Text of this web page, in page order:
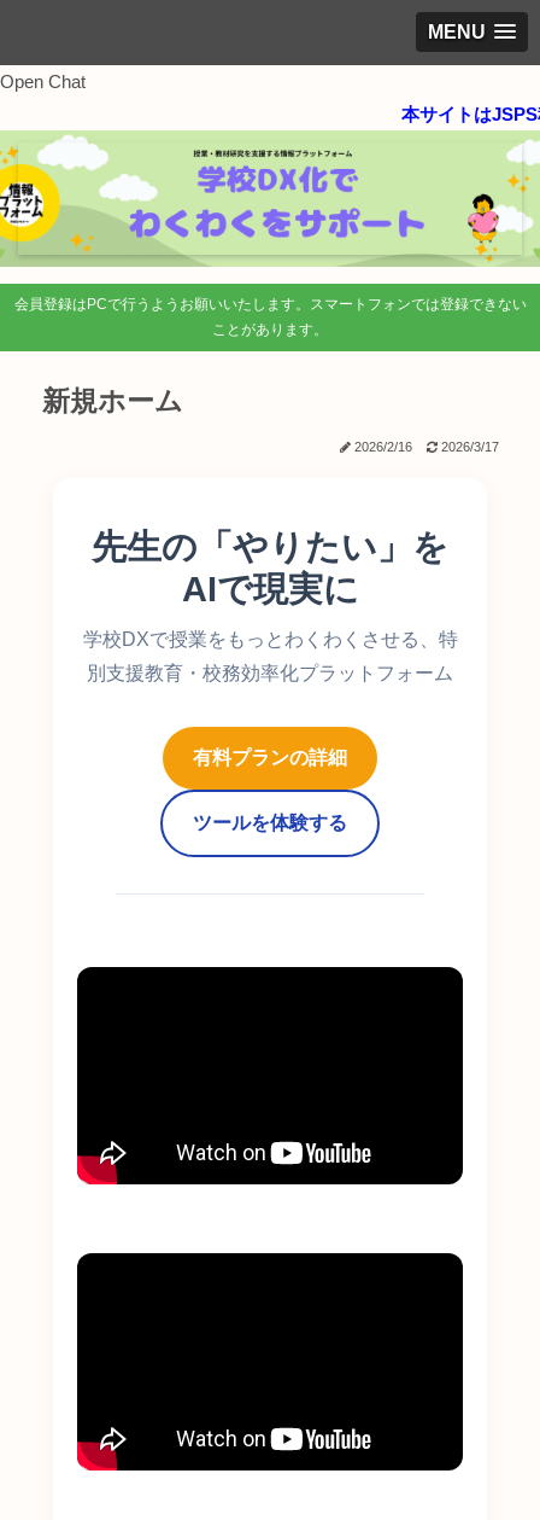
MENU
Open Chat
本サイトはJSPS
会員登録はPCで行うようお願いいたします。スマートフォンでは登録できない
ことがあります。
新規ホーム
2026/2/16 2026/3/17
先生の「やりたい」を
AIで現実に
学校DXで授業をもっとわくわくさせる、特
別支援教育・校務効率化プラットフォーム
有料プランの詳細
ツールを体験する